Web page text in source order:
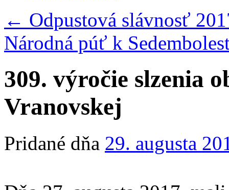
← Odpustová slávnosť
Národná púť k
309. výročie slzenia
Vranovskej
Pridané dňa 29. augusta